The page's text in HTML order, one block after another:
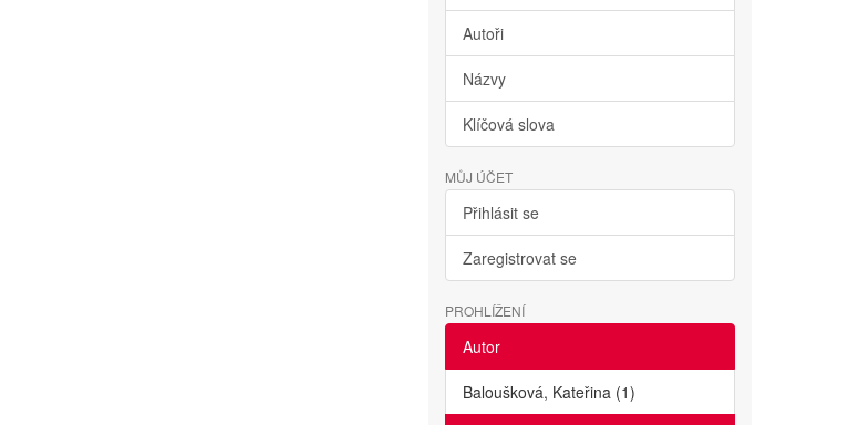
Autoři
Názvy
Klíčová slova
MŮJ ÚČET
Přihlásit se
Zaregistrovat se
PROHLÍŽENÍ
Autor
Baloušková, Kateřina (1)